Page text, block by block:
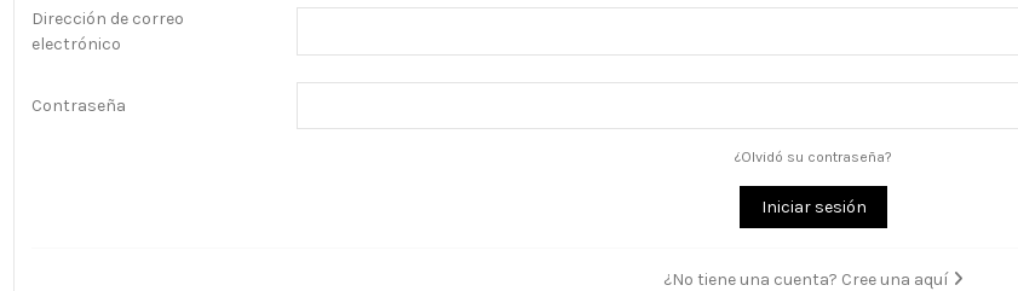
Dirección de correo
electrónico
Contraseña
¿Olvidó su contraseña?
Iniciar sesión
¿No tiene una cuenta? Cree una aquí